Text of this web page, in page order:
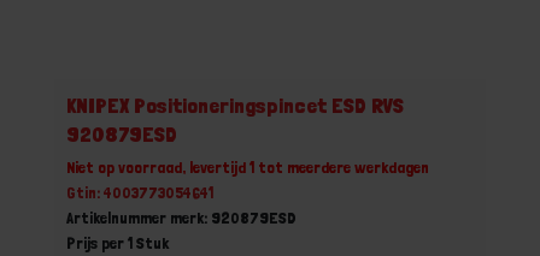
KNIPEX Positioneringspincet ESD RVS
920879ESD
Niet op voorraad, levertijd 1 tot meerdere werkdagen
Gtin: 4003773054641
Artikelnummer merk: 920879ESD
Prijs per 1 Stuk